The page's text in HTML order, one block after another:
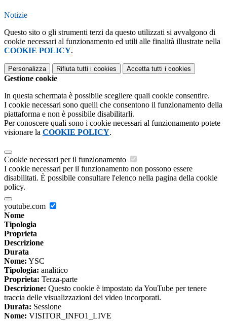
Notizie
Questo sito o gli strumenti terzi da questo utilizzati si avvalgono di
cookie necessari al funzionamento ed utili alle finalità illustrate nella
COOKIE POLICY.
Personalizza Rifiuta tutti i cookies Accetta tutti i cookies
Gestione cookie
In questa schermata è possibile scegliere quali cookie consentire.
I cookie necessari sono quelli che consentono il funzionamento della
piattaforma e non è possibile disabilitarli.
Per conoscere quali sono i cookie necessari al funzionamento potete
visionare la COOKIE POLICY.
Cookie necessari per il funzionamento
I cookie necessari per il funzionamento non possono essere
disabilitati. È possibile consultare l'elenco nella pagina della cookie
policy.
youtube.com
Nome
Tipologia
Proprieta
Descrizione
Durata
Nome: YSC
Tipologia: analitico
Proprieta: Terza-parte
Descrizione: Questo cookie è impostato da YouTube per tenere
traccia delle visualizzazioni dei video incorporati.
Durata: Sessione
Nome: VISITOR_INFO1_LIVE